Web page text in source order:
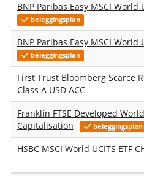
BNP Paribas Easy MSCI World
beleggingsplan
BNP Paribas Easy MSCI World
beleggingsplan
First Trust Bloomberg Scarce
Class A USD ACC
Franklin FTSE Developed World
Capitalisation
beleggingsplan
HSBC MSCI World UCITS ETF